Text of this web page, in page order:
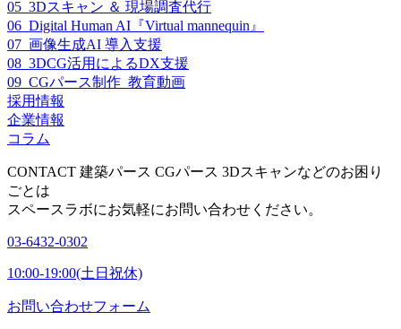
05_3Dスキャン ＆ 現場調査代行
06_Digital Human AI『Virtual mannequin』
07_画像生成AI 導入支援
08_3DCG活用によるDX支援
09_CGパース制作_教育動画
採用情報
企業情報
コラム
CONTACT 建築パース CGパース 3Dスキャンなどのお困り
ごとは
スペースラボにお気軽にお問い合わせください。
03-6432-0302
10:00-19:00(土日祝休)
お問い合わせフォーム